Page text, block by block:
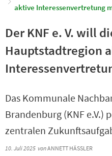
aktive Interessenvertretung
Der KNF e. V. will
Hauptstadtregion
Das Kommunale
Brandenburg (KNF e.V.)
zentralen
10. Juli 2025 vonANNETT HÄSSLER